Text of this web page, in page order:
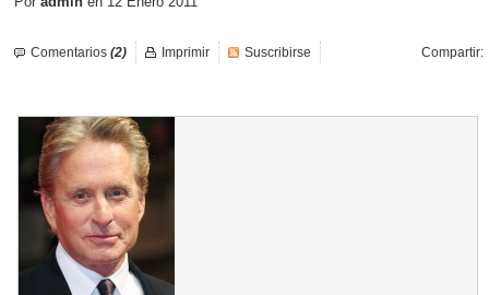
Noticias
Iniciar sesión
Comentarios (2) Compartir:
Imprimir Suscribirse